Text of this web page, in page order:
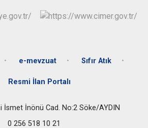
e-mevzuat Sıfır Atık
Resmi İlan Portalı
İsmet İnönü Cad. No:2 Söke/AYDIN
0 256 518 10 21